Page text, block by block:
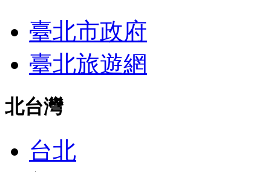
臺北市政府
臺北旅遊網
北台灣
台北